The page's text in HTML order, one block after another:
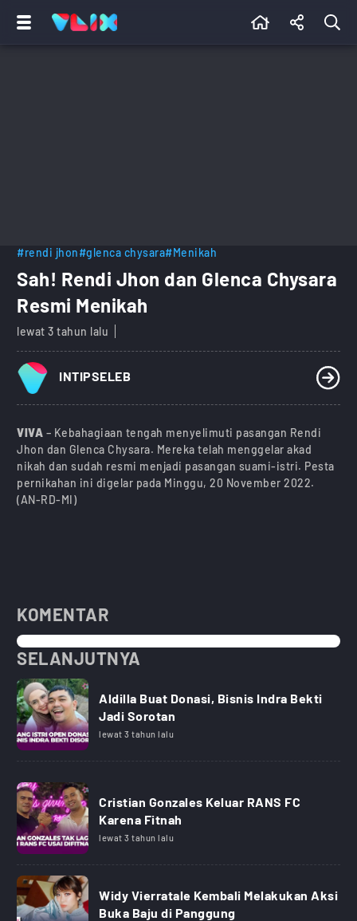
#rendi jhon#glenca chysara#Menikah
Sah! Rendi Jhon dan Glenca Chysara
Resmi Menikah
lewat 3 tahun lalu
INTIPSELEB
VIVA – Kebahagiaan tengah menyelimuti pasangan Rendi
Jhon dan Glenca Chysara. Mereka telah menggelar akad
nikah dan sudah resmi menjadi pasangan suami-istri. Pesta
pernikahan ini digelar pada Minggu, 20 November 2022.
(AN-RD-MI)
KOMENTAR
SELANJUTNYA
Aldilla Buat Donasi, Bisnis Indra Bekti
Jadi Sorotan
lewat 3 tahun lalu
Cristian Gonzales Keluar RANS FC
Karena Fitnah
lewat 3 tahun lalu
Widy Vierratale Kembali Melakukan Aksi
Buka Baju di Panggung